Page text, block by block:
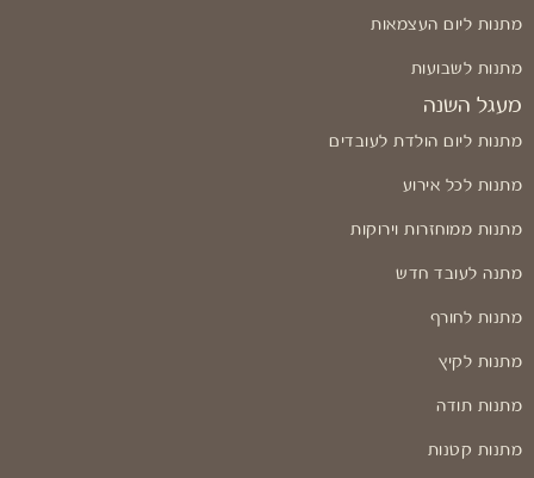
מתנות ליום העצמאות
מתנות לשבועות
מעגל השנה
מתנות ליום הולדת לעובדים
מתנות לכל אירוע
מתנות ממוחזרות וירוקות
מתנה לעובד חדש
מתנות לחורף
מתנות לקיץ
מתנות תודה
מתנות קטנות